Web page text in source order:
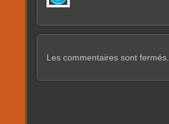
Les commentaires sont fermés.